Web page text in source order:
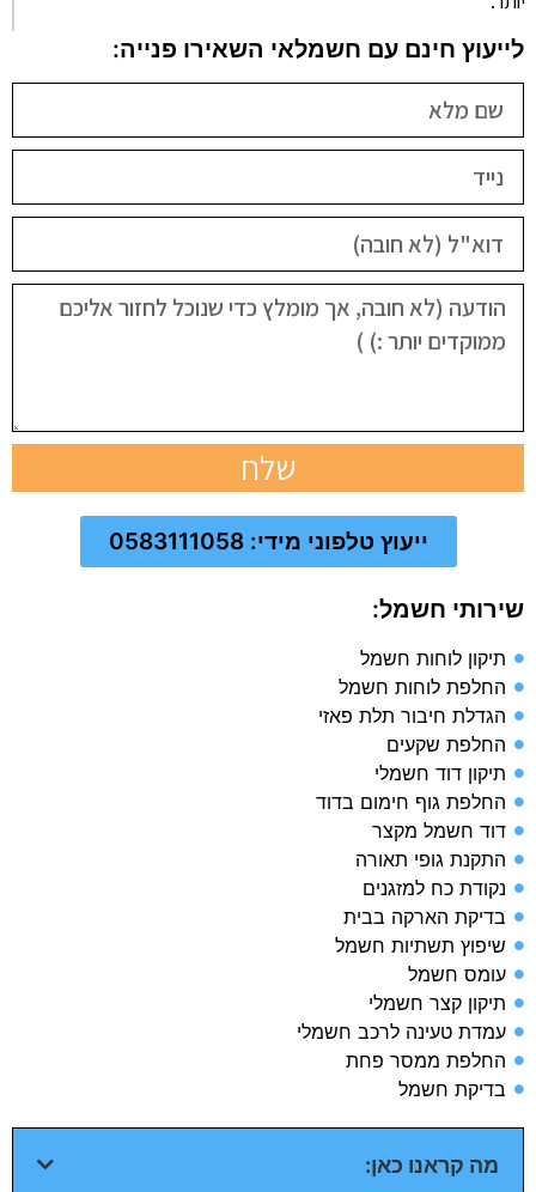
לייעוץ חינם עם חשמלאי השאירו פנייה:
שלח
ייעוץ טלפוני מידי: 0583111058
שירותי חשמל:
תיקון לוחות חשמל
החלפת לוחות חשמל
הגדלת חיבור תלת פאזי
החלפת שקעים
תיקון דוד חשמלי
החלפת גוף חימום בדוד
דוד חשמל מקצר
התקנת גופי תאורה
נקודת כח למזגנים
בדיקת הארקה בבית​
שיפוץ תשתיות חשמל​
עומס חשמל​
תיקון קצר חשמלי​
עמדת טעינה לרכב חשמלי​
החלפת ממסר פחת​
בדיקת חשמל​
מה קראנו כאן: